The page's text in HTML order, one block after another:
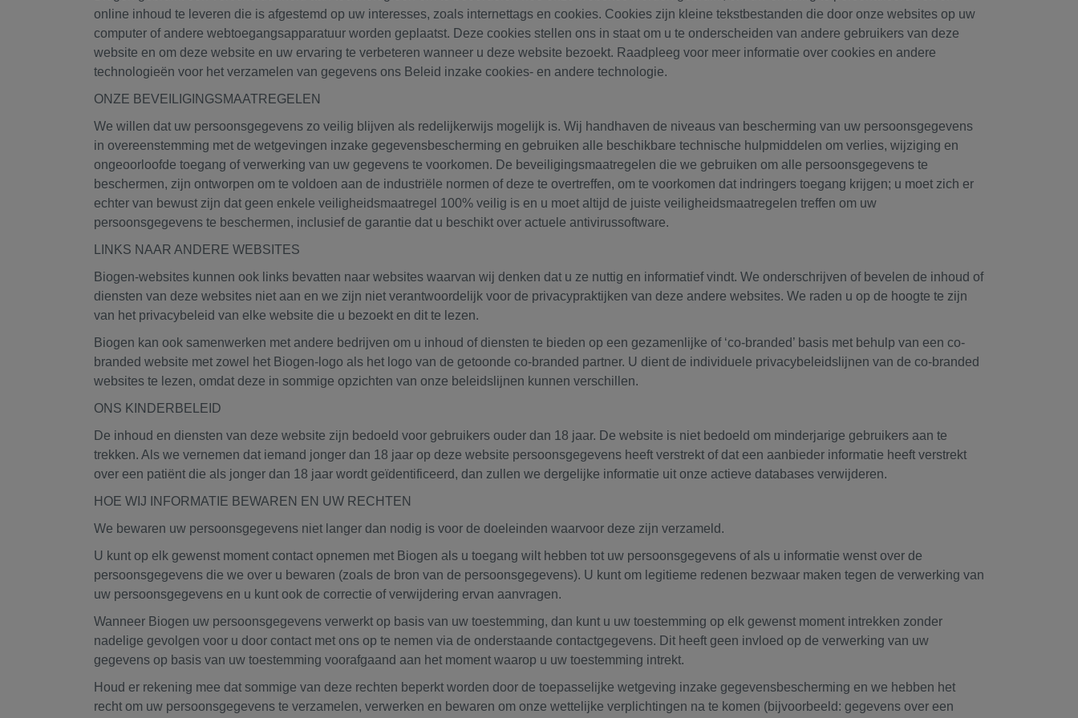
online inhoud te leveren die is afgestemd op uw interesses, zoals internettags en cookies. Cookies zijn kleine tekstbestanden die door onze websites op uw
computer of andere webtoegangsapparatuur worden geplaatst. Deze cookies stellen ons in staat om u te onderscheiden van andere gebruikers van deze
website en om deze website en uw ervaring te verbeteren wanneer u deze website bezoekt. Raadpleeg voor meer informatie over cookies en andere
technologieën voor het verzamelen van gegevens ons Beleid inzake cookies- en andere technologie.
ONZE BEVEILIGINGSMAATREGELEN
We willen dat uw persoonsgegevens zo veilig blijven als redelijkerwijs mogelijk is. Wij handhaven de niveaus van bescherming van uw persoonsgegevens
in overeenstemming met de wetgevingen inzake gegevensbescherming en gebruiken alle beschikbare technische hulpmiddelen om verlies, wijziging en
ongeoorloofde toegang of verwerking van uw gegevens te voorkomen. De beveiligingsmaatregelen die we gebruiken om alle persoonsgegevens te
beschermen, zijn ontworpen om te voldoen aan de industriële normen of deze te overtreffen, om te voorkomen dat indringers toegang krijgen; u moet zich er
echter van bewust zijn dat geen enkele veiligheidsmaatregel 100% veilig is en u moet altijd de juiste veiligheidsmaatregelen treffen om uw
persoonsgegevens te beschermen, inclusief de garantie dat u beschikt over actuele antivirussoftware.
LINKS NAAR ANDERE WEBSITES
Biogen-websites kunnen ook links bevatten naar websites waarvan wij denken dat u ze nuttig en informatief vindt. We onderschrijven of bevelen de inhoud of
diensten van deze websites niet aan en we zijn niet verantwoordelijk voor de privacypraktijken van deze andere websites. We raden u op de hoogte te zijn
van het privacybeleid van elke website die u bezoekt en dit te lezen.
Biogen kan ook samenwerken met andere bedrijven om u inhoud of diensten te bieden op een gezamenlijke of ‘co-branded’ basis met behulp van een co-
branded website met zowel het Biogen-logo als het logo van de getoonde co-branded partner. U dient de individuele privacybeleidslijnen van de co-branded
websites te lezen, omdat deze in sommige opzichten van onze beleidslijnen kunnen verschillen.
ONS KINDERBELEID
De inhoud en diensten van deze website zijn bedoeld voor gebruikers ouder dan 18 jaar. De website is niet bedoeld om minderjarige gebruikers aan te
trekken. Als we vernemen dat iemand jonger dan 18 jaar op deze website persoonsgegevens heeft verstrekt of dat een aanbieder informatie heeft verstrekt
over een patiënt die als jonger dan 18 jaar wordt geïdentificeerd, dan zullen we dergelijke informatie uit onze actieve databases verwijderen.
HOE WIJ INFORMATIE BEWAREN EN UW RECHTEN
We bewaren uw persoonsgegevens niet langer dan nodig is voor de doeleinden waarvoor deze zijn verzameld.
U kunt op elk gewenst moment contact opnemen met Biogen als u toegang wilt hebben tot uw persoonsgegevens of als u informatie wenst over de
persoonsgegevens die we over u bewaren (zoals de bron van de persoonsgegevens). U kunt om legitieme redenen bezwaar maken tegen de verwerking van
uw persoonsgegevens en u kunt ook de correctie of verwijdering ervan aanvragen.
Wanneer Biogen uw persoonsgegevens verwerkt op basis van uw toestemming, dan kunt u uw toestemming op elk gewenst moment intrekken zonder
nadelige gevolgen voor u door contact met ons op te nemen via de onderstaande contactgegevens. Dit heeft geen invloed op de verwerking van uw
gegevens op basis van uw toestemming voorafgaand aan het moment waarop u uw toestemming intrekt.
Houd er rekening mee dat sommige van deze rechten beperkt worden door de toepasselijke wetgeving inzake gegevensbescherming en we hebben het
recht om uw persoonsgegevens te verzamelen, verwerken en bewaren om onze wettelijke verplichtingen na te komen (bijvoorbeeld: gegevens over een